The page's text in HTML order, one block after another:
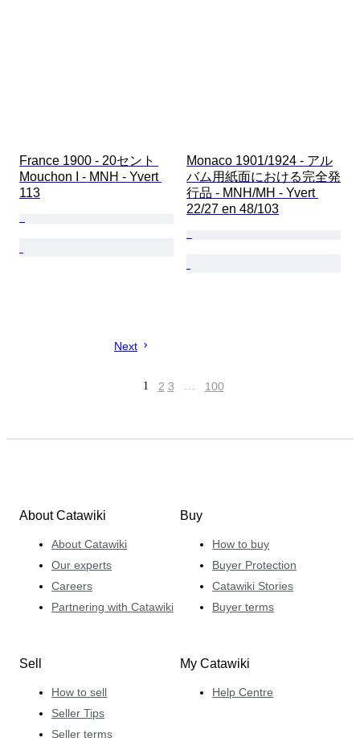
France 1900 - 20セント
Mouchon I - MNH - Yvert
113
Monaco 1901/1924 - アル
バム用紙面における完全発
行品 - MNH/MH - Yvert
22/27 en 48/103
Next
1 2 3 … 100
About Catawiki
About Catawiki
Our experts
Careers
Partnering with Catawiki
Buy
How to buy
Buyer Protection
Catawiki Stories
Buyer terms
Sell
How to sell
Seller Tips
Seller terms
My Catawiki
Help Centre